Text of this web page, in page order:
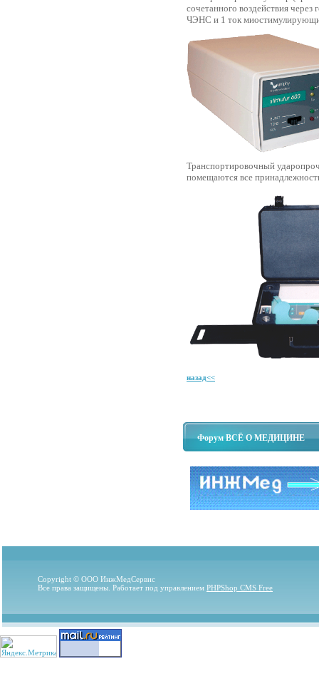
сочетанного воздействия через
ЧЭНС и 1 ток
Транспортировочный
помещаются все
назад<<
Форум ВСЁ О МЕДИЦИНЕ
Copyright © ООО ИнжМедСервис
Все права защищены. Работает под управлением PHPShop CMS Free